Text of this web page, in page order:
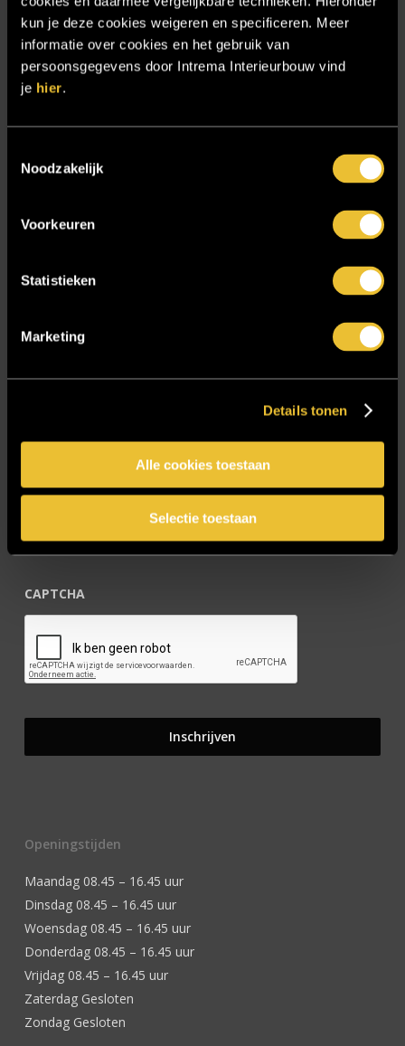
kun je deze cookies weigeren en specificeren. Meer
informatie over cookies en het gebruik van
persoonsgegevens door Intrema Interieurbouw vind
je hier.
Noodzakelijk
Voorkeuren
Statistieken
Marketing
Details tonen
Alle cookies toestaan
Selectie toestaan
Projecten
Referenties
Samenwerken
SIDN
TV lift
CAPTCHA
Openingstijden
Maandag 08.45 – 16.45 uur
Dinsdag 08.45 – 16.45 uur
Woensdag 08.45 – 16.45 uur
Donderdag 08.45 – 16.45 uur
Vrijdag 08.45 – 16.45 uur
Zaterdag Gesloten
Zondag Gesloten